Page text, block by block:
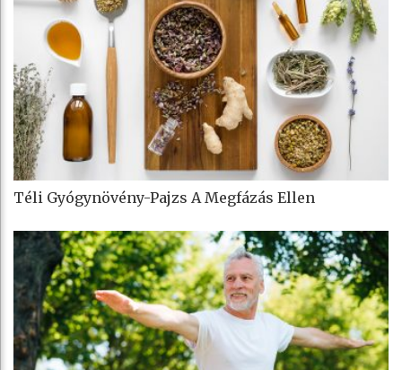
Téli Gyógynövény-Pajzs A Megfázás Ellen